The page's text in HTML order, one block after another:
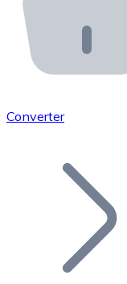
API Bitnovo
Integre nossa
Junte-se à
Adicione o
Converter